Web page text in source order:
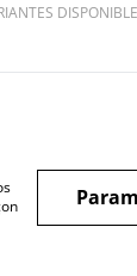
cookies